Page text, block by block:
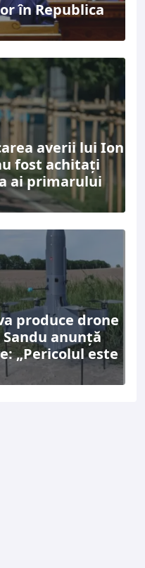
în Republica
averii lui Ion
fost achitați
ai primarului
produce drone
anunță
„Pericolul este